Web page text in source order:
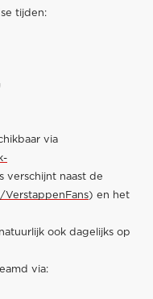
tijden:
via
verschijnt naast de
) en het
ook dagelijks op
via: